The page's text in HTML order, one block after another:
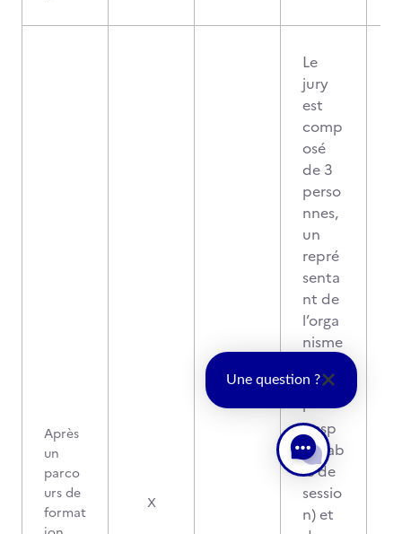
Après
un
parco
urs de
format
X
Le
jury
est
comp
osé
de 3
perso
nnes,
un
repré
senta
nt de
l’orga
nisme
cateu
r
(resp
onsab
le de
sessio
n) et
Une question ?